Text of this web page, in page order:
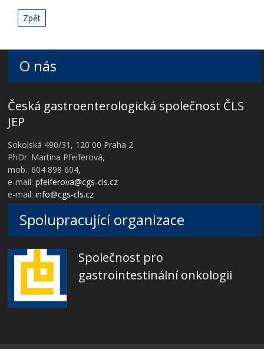
Zpět
O nás
Česká gastroenterologická společnost ČLS
JEP
Sokolská 490/31, 120 00 Praha 2
PhDr. Martina Pfeiferová,
mob.: 604 898 604,
e-mail:pfeiferova@cgs-cls.cz
e-mail:info@cgs-cls.cz
Spolupracující organizace
Společnost pro
gastrointestinální onkologii